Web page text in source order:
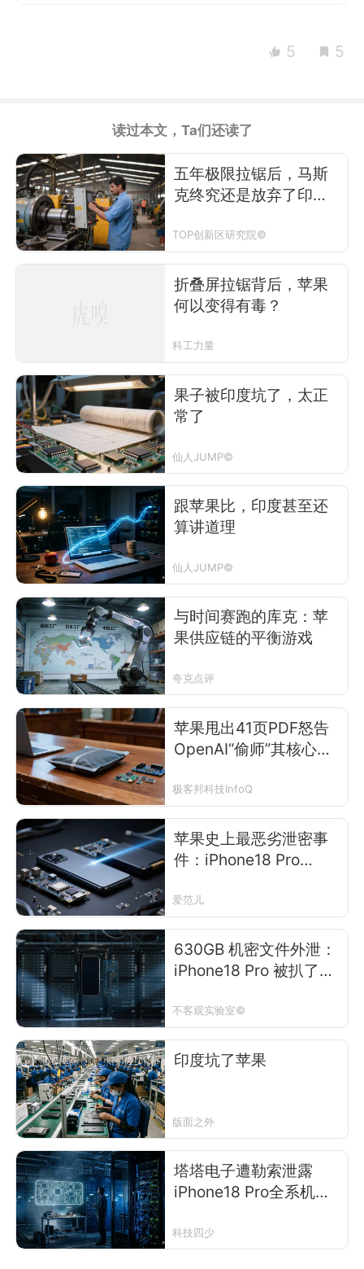
5 5
读过本文，Ta们还读了
五年极限拉锯后，马斯
克终究还是放弃了印度
TOP创新区研究院©
折叠屏拉锯背后，苹果
何以变得有毒？
科工力量
果子被印度坑了，太正
常了
仙人JUMP©
跟苹果比，印度甚至还
算讲道理
仙人JUMP©
与时间赛跑的库克：苹
果供应链的平衡游戏
夸克点评
苹果甩出41页PDF怒告
OpenAI“偷师”其核心机
印度“开源”了
极客邦科技InfoQ
苹果史上最恶劣泄密事
件：iPhone18 Pro
爱范儿
630GB 机密文件外泄：
iPhone18 Pro 被扒了个
不客观实验室©
印度坑了苹果
版面之外
塔塔电子遭勒索泄露
iPhone18 Pro全系机
堡垒”为何一触即溃？
科技四少